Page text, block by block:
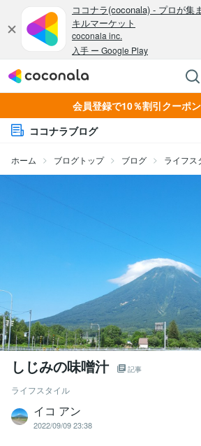
会員登録で10％割引クーポ
ココナラブログ
ホーム ブログトップ ブログ ライフス
しじみの味噌汁 記事
ライフスタイル
イコ アン
2022/09/09 23:38